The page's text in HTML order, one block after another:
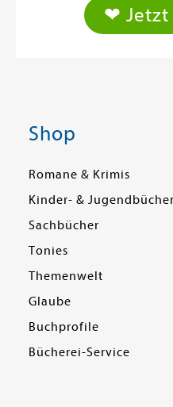
❤ Jetzt
Shop
Romane & Krimis
Kinder- & Jugendbücher
Sachbücher
Tonies
Themenwelt
Glaube
Buchprofile
Bücherei-Service